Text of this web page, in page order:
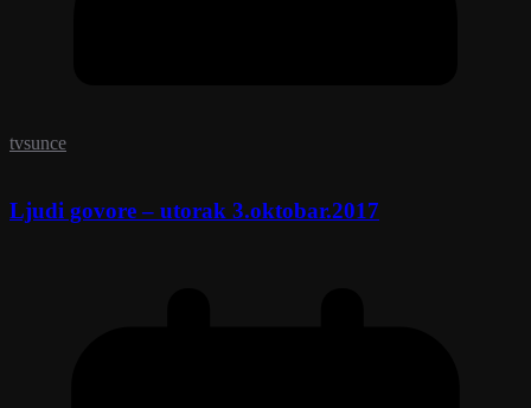
tvsunce
Ljudi govore – utorak 3.oktobar.2017